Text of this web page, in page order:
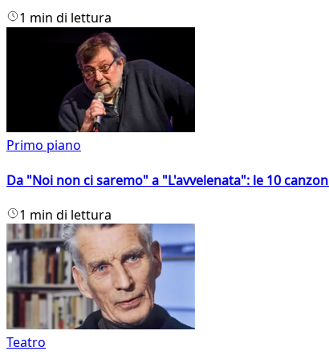
1 min di lettura
Primo piano
Da "Noi non ci saremo" a "L'avvelenata": le 10
1 min di lettura
Teatro